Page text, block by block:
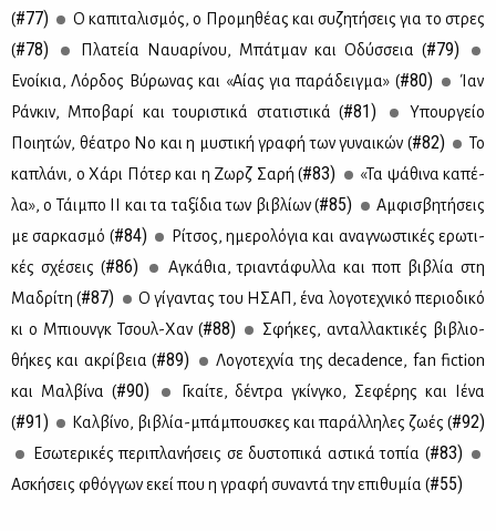
(#77)
Ο κα­πι­τα­λι­σμός, ο Προ­μη­θέ­ας και συ­ζη­τή­σεις για το στρες
(#78) Πλα­τεία Ναυα­ρί­νου, Μπά­τμαν και Οδύσ­σεια (#79)
Ενοί­κια, Λόρ­δος Βύ­ρω­νας και «Αί­ας για πα­ρά­δειγ­μα» (#80)
Ίαν
Ράν­κιν, Μπο­βα­ρί και του­ρι­στι­κά στα­τι­στι­κά (#81)
Υπουρ­γείο
Ποι­η­τών, θέ­α­τρο Νο και η μυ­στι­κή γρα­φή των γυ­ναι­κών (#82)
Το
κα­πλά­νι, ο Χά­ρι Πό­τερ και η Ζωρζ Σα­ρή (#83)
«Τα ψά­θι­να κα­πέ­
λα», ο Τάι­μπο ΙΙ και τα τα­ξί­δια των βι­βλί­ων (#85)
Αμ­φι­σβη­τή­σεις
με σαρ­κα­σμό (#84)
Ρί­τσος, ημε­ρο­λό­για και ανα­γνω­στι­κές ερω­τι­
κές σχέ­σεις (#86)
Αγκά­θια, τρια­ντά­φυλ­λα και ποπ βι­βλία στη
Μα­δρί­τη (#87)
Ο γί­γα­ντας του ΗΣΑΠ, ένα λο­γο­τε­χνι­κό πε­ριο­δι­κό
κι ο Μπιουνγκ Τσουλ-Χαν (#88)
Σφή­κες, ανταλ­λα­κτι­κές βι­βλιο­
θή­κες και ακρί­βεια (#89)
Λο­γο­τε­χνία της decadence, fan fiction
και Μαλ­βί­να (#90)
Γκαί­τε, δέ­ντρα γκίν­γκο, Σε­φέ­ρης και Ιέ­να
(#91) Καλ­βί­νο, βι­βλία-μπά­μπου­σκες και πα­ράλ­λη­λες ζω­ές (#92)
Εσω­τε­ρι­κές πε­ρι­πλα­νή­σεις σε δυ­στο­πι­κά αστι­κά το­πία (#83)
Ασκή­σεις φθόγ­γων εκεί που η γρα­φή συ­να­ντά την επι­θυ­μία (#55)